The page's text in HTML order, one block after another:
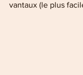
vantaux (le plus